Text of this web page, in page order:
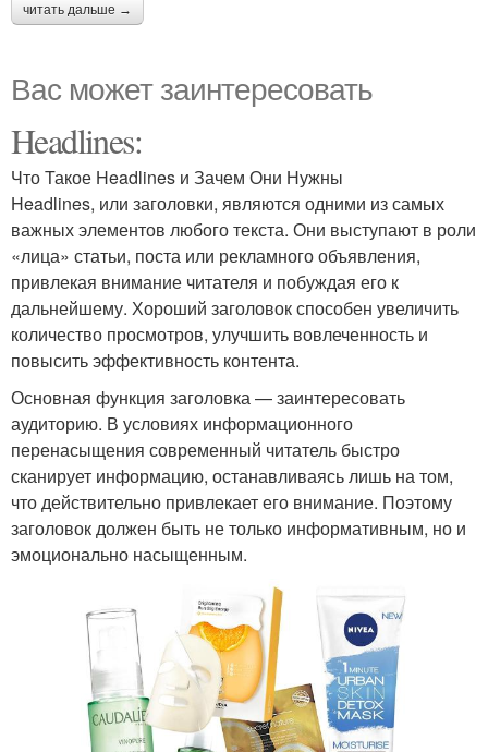
читать дальше →
Вас может заинтересовать
Headlines:
Что Такое Headlines и Зачем Они Нужны
Headlines, или заголовки, являются одними из самых
важных элементов любого текста. Они выступают в роли
«лица» статьи, поста или рекламного объявления,
привлекая внимание читателя и побуждая его к
дальнейшему. Хороший заголовок способен увеличить
количество просмотров, улучшить вовлеченность и
повысить эффективность контента.
Основная функция заголовка — заинтересовать
аудиторию. В условиях информационного
перенасыщения современный читатель быстро
сканирует информацию, останавливаясь лишь на том,
что действительно привлекает его внимание. Поэтому
заголовок должен быть не только информативным, но и
эмоционально насыщенным.